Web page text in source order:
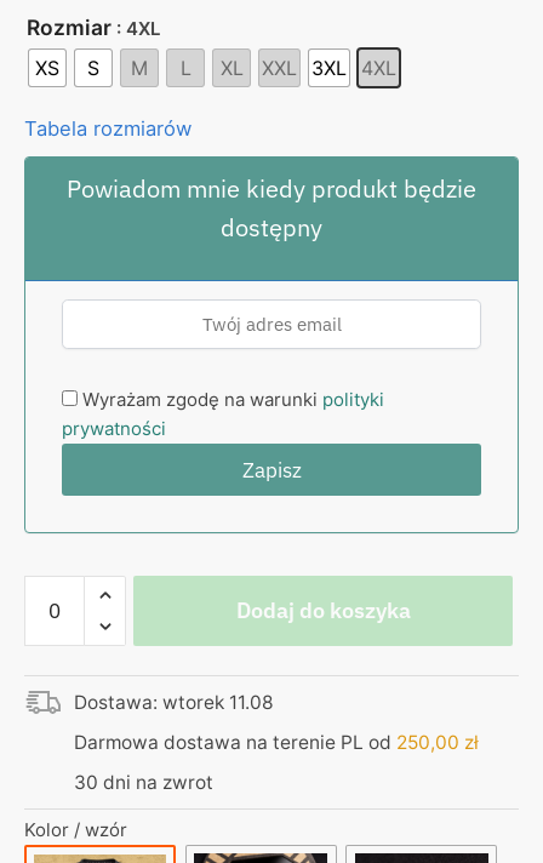
Rozmiar : 4XL
XS S M L XL XXL 3XL 4XL
Tabela rozmiarów
Powiadom mnie kiedy produkt będzie
dostępny
Wyrażam zgodę na warunki polityki
prywatności
Koszulka
czarna
-
Gumowa
Naszywka
RKS
Huwdu
Dodaj do koszyka
Dostawa: wtorek 11.08
Darmowa dostawa na terenie PL od 250,00 zł
30 dni na zwrot
Kolor / wzór